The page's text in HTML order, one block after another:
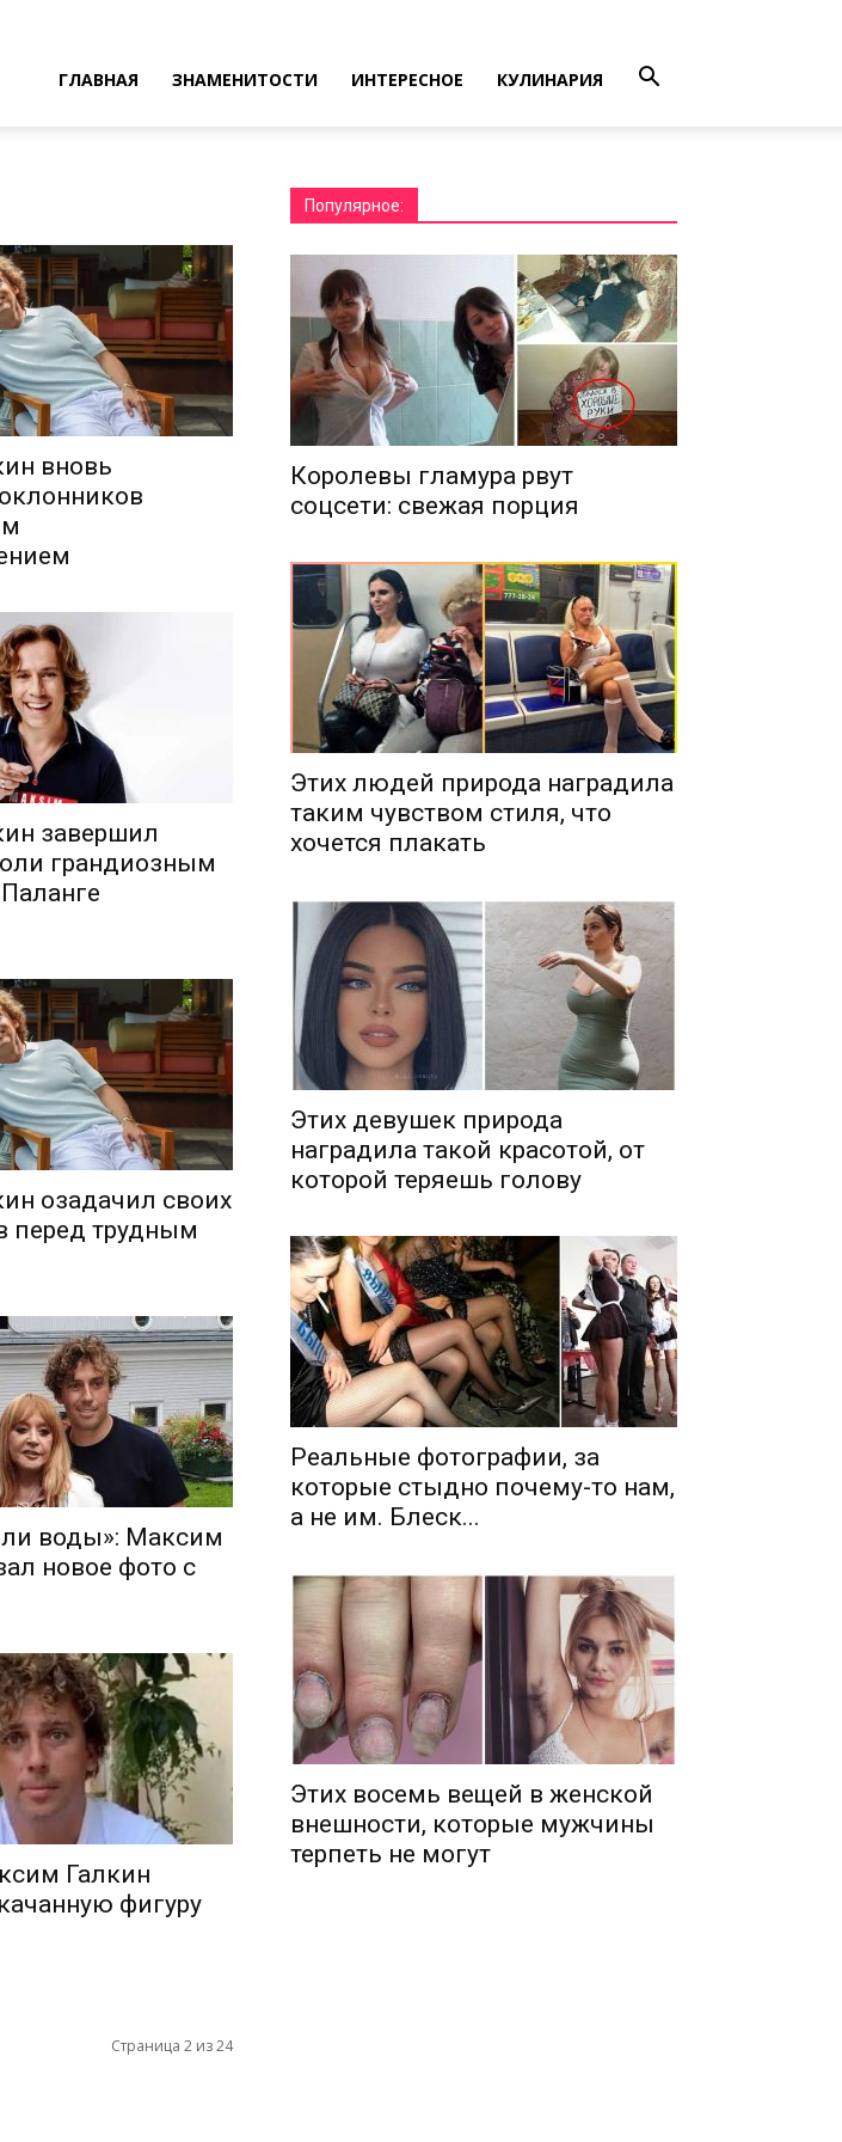
ГЛАВНАЯ ЗНАМЕНИТОСТИ ИНТЕРЕСНОЕ КУЛИНАРИЯ
вновь
завершил
грандиозным
озадачил своих
перед трудным
воды»: Максим
новое фото с
Галкин
фигуру
Страница 2 из 24
Популярное:
Королевы гламура рвут
соцсети: свежая порция
Этих людей природа наградила
таким чувством стиля, что
хочется плакать
Этих девушек природа
наградила такой красотой, от
которой теряешь голову
Реальные фотографии, за
которые стыдно почему-то нам,
а не им. Блеск...
Этих восемь вещей в женской
внешности, которые мужчины
терпеть не могут